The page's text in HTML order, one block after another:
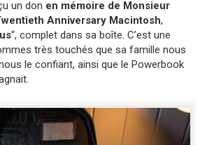
un don en mémoire de Monsieur
Anniversary Macintosh,
“, complet dans sa boîte. C’est une
très touchés que sa famille nous
le confiant, ainsi que le Powerbook